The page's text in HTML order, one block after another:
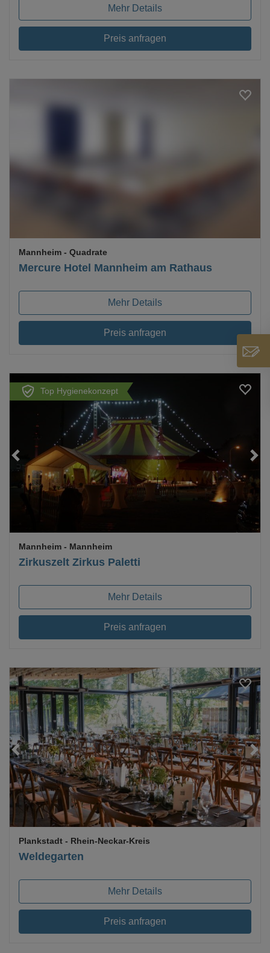
Mehr Details
Preis anfragen
Mercure Hotel Mannheim am Rathaus
Mannheim - Quadrate
Mehr Details
Preis anfragen
Top Hygienekonzept
Loading...
Zirkuszelt Zirkus Paletti
Mannheim - Mannheim
Mehr Details
Preis anfragen
Loading...
Weldegarten
Plankstadt - Rhein-Neckar-Kreis
Mehr Details
Preis anfragen